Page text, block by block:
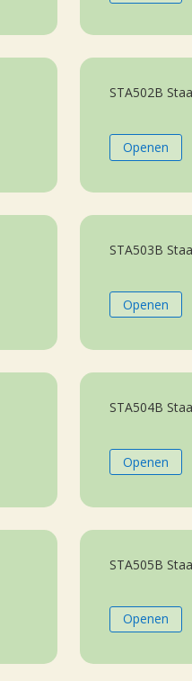
STA502B
Openen
STA503B
Openen
STA504B
Openen
STA505B
Openen